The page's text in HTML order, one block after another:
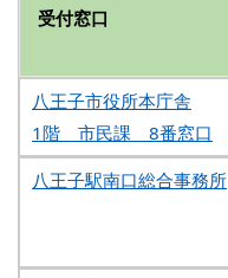
受付窓口
八王子市役所本庁舎
1階 市民課 8番窓口
八王子駅南口総合事務所